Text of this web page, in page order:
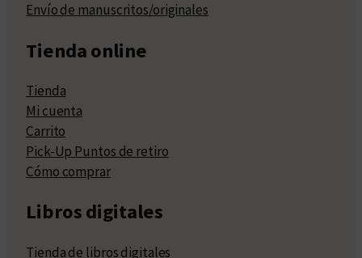
Envío de manuscritos/originales
Tienda online
Tienda
Mi cuenta
Carrito
Pick-Up Puntos de retiro
Cómo comprar
Libros digitales
Tienda de libros digitales